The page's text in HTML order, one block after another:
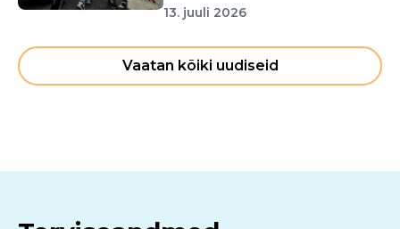
lahti ...
13. juuli 2026
Vaatan kõiki uudiseid